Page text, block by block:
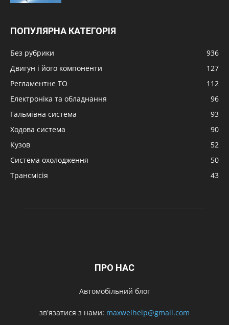
ПОПУЛЯРНА КАТЕГОРІЯ
Без рубрики
936
Двигун і його компоненти
127
Регламентне ТО
112
Електроніка та обладнання
96
Гальмівна система
93
Ходова система
90
Кузов
52
Система охолодження
50
Трансмісія
43
ПРО НАС
Автомобільний блог
зв'язатися з нами: maxwelhelp@gmail.com